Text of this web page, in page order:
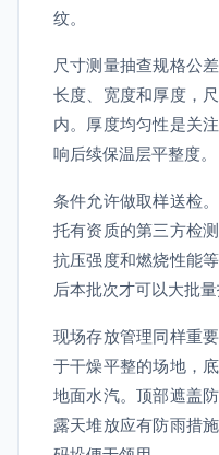
纹。
尺寸测量抽查规格公
长度、宽度和厚度，
内。厚度均匀性是关
响后续保温层平整度。
条件允许做取样送检
托有资质的第三方检
抗压强度和燃烧性能
后本批次才可以大批量
现场存放管理同样重要
于干燥平整的场地，
地面水汽。顶部遮盖
露天堆放应有防雨措